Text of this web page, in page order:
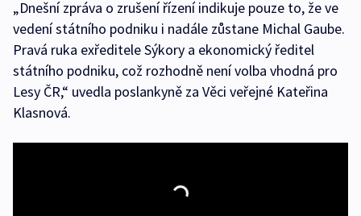
„Dnešní zpráva o zrušení řízení indikuje pouze to, že ve
vedení státního podniku i nadále zůstane Michal Gaube.
Pravá ruka exředitele Sýkory a ekonomický ředitel
státního podniku, což rozhodně není volba vhodná pro
Lesy ČR,“ uvedla poslankyně za Věci veřejné Kateřina
Klasnová.